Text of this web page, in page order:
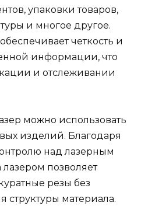
упаковки товаров,
и многое другое.
четкость и
информации, что
и отслеживании
можно использовать
изделий. Благодаря
над лазерным
лазером позволяет
резы без
материала.